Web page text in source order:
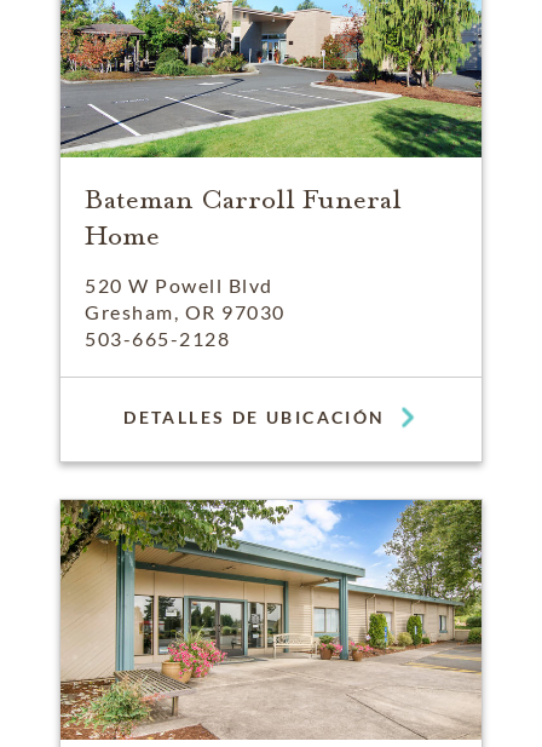
Bateman Carroll Funeral
Home
520 W Powell Blvd
Gresham, OR 97030
503-665-2128
DETALLES DE UBICACIÓN